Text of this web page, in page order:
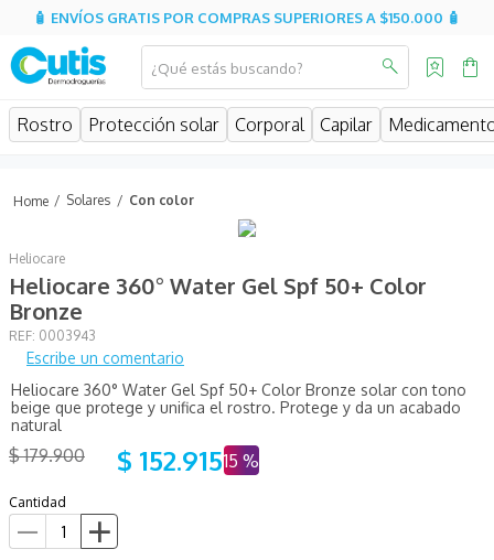
🧴 ENVÍOS GRATIS POR COMPRAS SUPERIORES A $150.000 🧴
¿Qué estás buscando?
Rostro Protección solar Corporal Capilar
Solares Con color
Heliocare
Heliocare 360° Water Gel Spf 50+ Color
Bronze
: 0003943
Escribe un comentario
Heliocare 360° Water Gel Spf 50+ Color Bronze solar con tono
beige que protege y unifica el rostro. Protege y da un acabado
natural
$ 179.900 $ 152.91515 %
Cantidad
MÁS BUSCADOS
posay